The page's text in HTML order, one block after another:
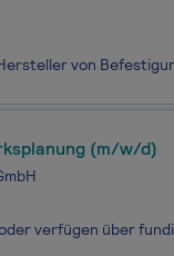
(m/w/d)